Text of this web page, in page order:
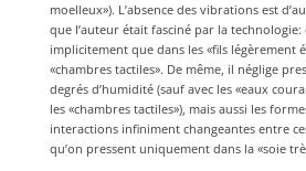
moelleux»). L’absence des vibrations est
que l’auteur était fasciné par la technologie:
implicitement que dans les «fils légèrement
«chambres tactiles». De même, il néglige
degrés d’humidité (sauf avec les «eaux
les «chambres tactiles»), mais aussi les
interactions infiniment changeantes entre
qu’on pressent uniquement dans la «soie